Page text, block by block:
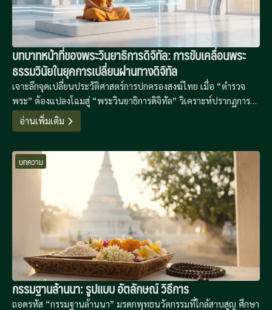
บทบาทหน้าที่ของพระวินยาธิการดิจิทัล: การขับเคลื่อนพระ
ธรรมวินัยในยุคการเปลี่ยนผ่านทางดิจิทัล
เจาะลึกจุดเปลี่ยนประวัติศาสตร์การปกครองสงฆ์ไทย เมื่อ “ตำรวจ
พระ” ต้องแปลงโฉมสู่ “พระวินยาธิการดิจิทัล” วิเคราะห์ปรากฏการณ์
“โลกวัชชะดิจิทัล” และโมเดลการจัดการวินัยแบบไฮบริดที่ใช้ AI และ
นิติวิทยาศาสตร์ไซเบอร์มาพิทักษ์พระธรรมวินัยในยุค Metaverse
อ่านเพิ่มเติม
บทความ
กรรมฐานล้านนา: รูปแบบ อัตลักษณ์ วิธีการ
ถอดรหัส “กรรมฐานล้านนา” มรดกพุทธนวัตกรรมที่ใกล้สาบสูญ ศึกษา